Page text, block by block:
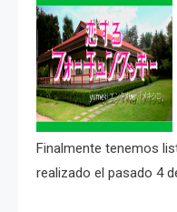
Finalmente tenemos
realizado el pasado 4